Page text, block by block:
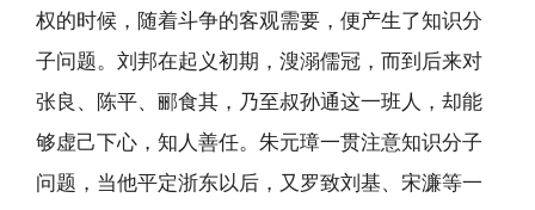
权的时候，随着斗争的客观需要，便产生了知识分
子问题。刘邦在起义初期，溲溺儒冠，而到后来对
张良、陈平、郦食其，乃至叔孙通这一班人，却能
够虚己下心，知人善任。朱元璋一贯注意知识分子
问题，当他平定浙东以后，又罗致刘基、宋濂等一